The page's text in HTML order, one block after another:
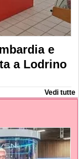
e
a Lodrino
Vedi tutte